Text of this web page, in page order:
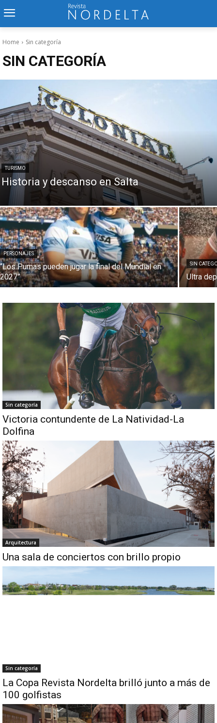
Home Sin categoría
SIN CATEGORÍA
TURISMO
Historia y descanso en Salta
PERSONAJES
“Los Pumas pueden jugar la final del Mundial en
2027”
SIN
Ultra
Sin categoría
Victoria contundente de La Natividad-La
Dolfina
Arquitectura
Una sala de conciertos con brillo propio
Sin categoría
La Copa Revista Nordelta brilló junto a más de
100 golfistas